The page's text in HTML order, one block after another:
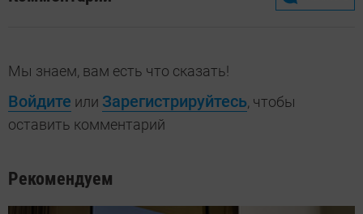
Мы знаем, вам есть что сказать!
Войдите или Зарегистрируйтесь, чтобы
оставить комментарий
Рекомендуем